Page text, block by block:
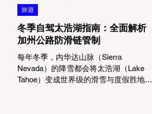
冬季自驾太浩湖指南：全面解析
加州公路防滑链管制
每年冬季，内华达山脉（Sierra
Nevada）的降雪都会将太浩湖（Lake
Tahoe）变成世界级的滑雪与度假胜地。
旅遊